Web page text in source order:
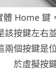
Home 鍵
該按鍵左右
兩個按鍵是
於虛擬按